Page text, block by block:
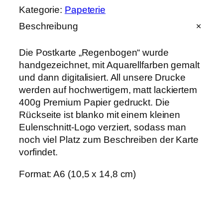
c
h
k
t
e
"
R
e
g
n
b
o
e
M
Kategorie: Papeterie
Beschreibung
Die Postkarte „Regenbogen“ wurde
handgezeichnet, mit Aquarellfarben gemalt
und dann digitalisiert. All unsere Drucke
werden auf hochwertigem, matt lackiertem
400g Premium Papier gedruckt. Die
Rückseite ist blanko mit einem kleinen
Eulenschnitt-Logo verziert, sodass man
noch viel Platz zum Beschreiben der Karte
vorfindet.
Format: A6 (10,5 x 14,8 cm)